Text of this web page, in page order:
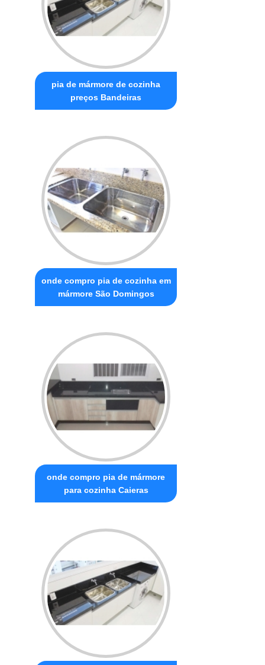
pia de mármore de cozinha
preços Bandeiras
onde compro pia de cozinha em
mármore São Domingos
onde compro pia de mármore
para cozinha Caieras